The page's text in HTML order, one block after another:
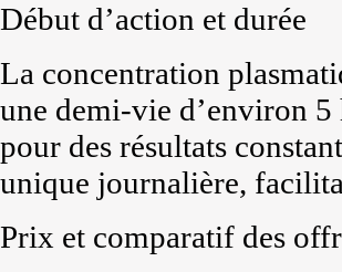
Début d’action et durée
La concentration
une demi-vie d’environ 5
pour des résultats
unique journalière,
Prix et comparatif des